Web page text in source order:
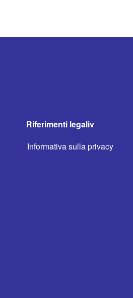
Riferimenti legaliv
Informativa sulla privacy